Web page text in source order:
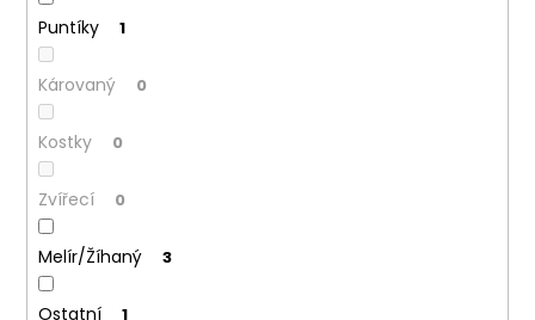
Puntíky 1
Károvaný 0
Kostky 0
Zvířecí 0
Melír/Žíhaný 3
Ostatní 1